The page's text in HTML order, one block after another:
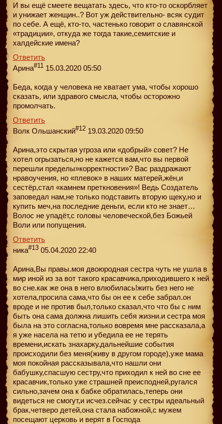
И вы ещё смеете вещатать здесь, что кто-то оскорбляет
и унижает женщин..? Вот уж действительно- всяк судит
по себе. А ещё, кто-то, частенько говорит о славянской
«традиции», откуда же тогда такие,семитские и
халдейские имена?
Ответить
Арина#11 15.03.2020 05:50
Беда, когда у человека не хватает ума, чтобы хорошо
сказать, или здравого смысла, чтобы осторожно
промолчать.
Ответить
Волк Ольшанский#12 19.03.2020 09:50
Арина,это скрытая угроза или «добрый» совет? Не
хотел огрызаться,но не кажется вам,что вы первой
перешли пределы»корректности»? Вас раздражают
нравоучения, но «плевок» в наших матерей,жён,и
сестёр,стал «камнем преткновения»! Ведь Создатель
заповедал нам,не только подставить вторую щеку,но и
купить меч,на последние деньги, если кто не знает…
Волос не упадёт,с головы человеческой,без Божьей
Воли или попущения.
Ответить
ника#13 05.04.2020 22:40
Арина,Вы правы.моя двоюродная сестра чуть не ушла в
мир иной из за вот такого красавчика,приходившего к ней
во сне.как же она в него влюбилась!жить без него не
хотела,просила сама,что бы он ее к себе забрал.он
вроде и не против был,только сказал,что что бы с ним
быть она сама должна лишить себя жизни.и сестра моя
была на это согласна,только вовремя мне рассказала,а
я уже насела на тетю и убедила ее не терять
времени,искать знахарку.дальнейшие события
происходили без меня(живу в другом городе),уже мама
моя покойная рассказывала,что нашли они
бабушку,спасшую сестру,что приходил к ней во сне ее
красавчик,только уже страшней преисподней,ругался
сильно,зачем она к бабке обратилась,теперь они
видеться не смогут,и исчез.сейчас у сестры идеальный
брак,четверо детей,она стала набожной,с мужем
посещают церковь и верят в Господа